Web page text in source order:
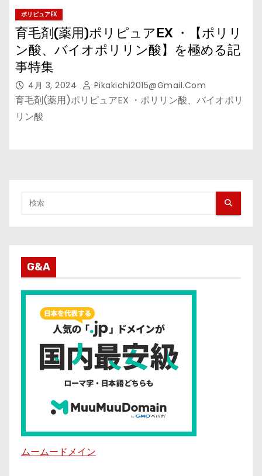
ポリピュアEX
育毛剤(薬用)ポリピュアEX ・【ポリリ
ン酸、バイオポリリン酸】を極める記
事特集
4月 3, 2024 Pikakichi2015@gmail.com
育毛剤(薬用)ポリピュアEX ・ポリリン酸、バイオポリ
リン酸
G&A
ムームードメイン